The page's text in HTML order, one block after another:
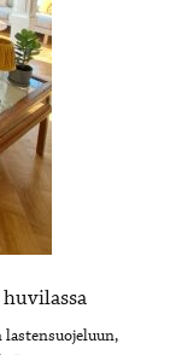
lastensuojeluun,